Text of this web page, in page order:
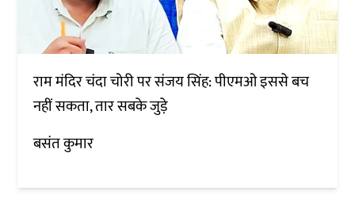
राम मंदिर चंदा चोरी पर संजय सिंह: पीएमओ इससे बच
नहीं सकता, तार सबके जुड़े
बसंत कुमार